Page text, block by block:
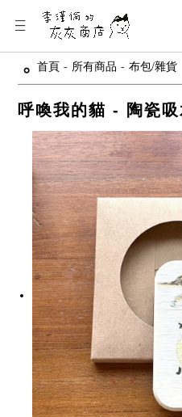
首頁 - 所有商品 - 布包/雜貨
呼喚我的貓 - 陶瓷